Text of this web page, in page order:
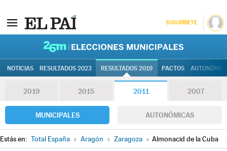
SUSCRÍBETE
NOTICIAS RESULTADOS 2023 RESULTADOS 2019 PACTOS
2019 2015 2011 2007
MUNICIPALES AUTONÓMICAS
Estás en: Total España » Aragón » Zaragoza » Almonacid de la Cuba